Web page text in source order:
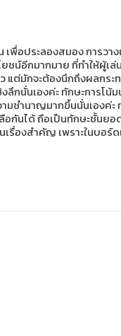
พื่อประลองสมอง การวา
ชน์อีกมากมาย ที่ทำให้ผู้เล่
ต่มักจะต้องนึกถึงผลกระ
กนั่นเองค่ะ ทักษะการโน้
มชำนาญมากขึ้นนั่นเองค่ะ
กันได้ ถือเป็นทักษะชั้นยอ
เรื่องสำคัญ เพราะในบอร์